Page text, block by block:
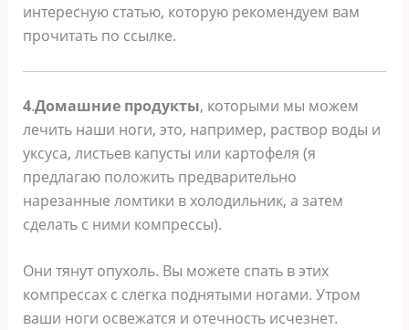
интересную статью, которую рекомендуем вам
прочитать по ссылке.
4.Домашние продукты, которыми мы можем
лечить наши ноги, это, например, раствор воды и
уксуса, листьев капусты или картофеля (я
предлагаю положить предварительно
нарезанные ломтики в холодильник, а затем
сделать с ними компрессы).
Они тянут опухоль. Вы можете спать в этих
компрессах с слегка поднятыми ногами. Утром
ваши ноги освежатся и отечность исчезнет.